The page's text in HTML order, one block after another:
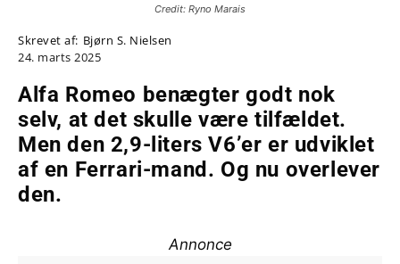
Credit: Ryno Marais
Skrevet af: Bjørn S. Nielsen
24. marts 2025
Alfa Romeo benægter godt nok
selv, at det skulle være tilfældet.
Men den 2,9-liters V6’er er udviklet
af en Ferrari-mand. Og nu overlever
den.
Annonce